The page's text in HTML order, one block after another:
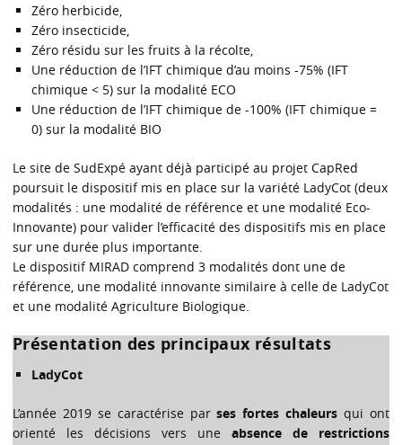
Zéro herbicide,
Zéro insecticide,
Zéro résidu sur les fruits à la récolte,
Une réduction de l’IFT chimique d’au moins -75% (IFT
chimique < 5) sur la modalité ECO
Une réduction de l’IFT chimique de -100% (IFT chimique =
0) sur la modalité BIO
Le site de SudExpé ayant déjà participé au projet CapRed
poursuit le dispositif mis en place sur la variété LadyCot (deux
modalités : une modalité de référence et une modalité Eco-
Innovante) pour valider l’efficacité des dispositifs mis en place
sur une durée plus importante.
Le dispositif MIRAD comprend 3 modalités dont une de
référence, une modalité innovante similaire à celle de LadyCot
et une modalité Agriculture Biologique.
Présentation des principaux résultats
LadyCot
L’année 2019 se caractérise parses fortes chaleurs qui ont
orienté les décisions vers une absence de restrictions